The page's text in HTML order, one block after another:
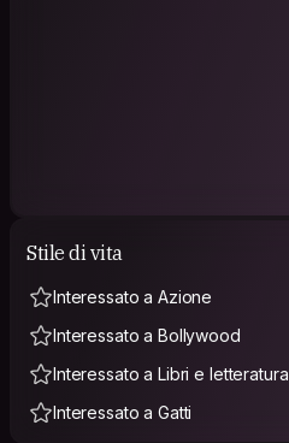
Stile di vita
Interessato a Azione
Interessato a Bollywood
Interessato a Libri e letteratura
Interessato a Gatti